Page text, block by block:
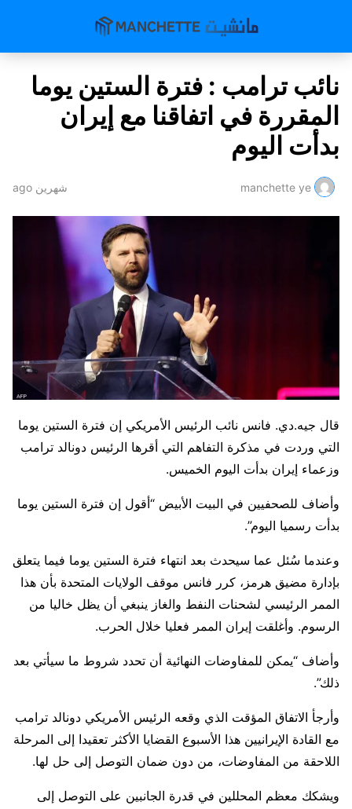
نائب ترامب : فترة الستين يوما
المقررة في اتفاقنا مع إيران
بدأت اليوم
manchette ye شهرين ago
قال جيه.دي. فانس نائب الرئيس الأمريكي ​إن فترة الستين يوما
التي ‌وردت في مذكرة التفاهم التي أقرها الرئيس دونالد ترامب
وزعماء إيران بدأت اليوم ​الخميس.
وأضاف للصحفيين في البيت الأبيض “أقول إن فترة الستين يوما
بدأت رسميا ⁠اليوم”.
وعندما سُئل عما سيحدث بعد انتهاء فترة الستين يوما فيما يتعلق
بإدارة مضيق هرمز، كرر فانس موقف الولايات المتحدة بأن هذا
الممر الرئيسي لشحنات النفط والغاز ينبغي أن يظل خاليا من
الرسوم. وأغلقت إيران الممر فعليا خلال ‌الحرب.
وأضاف “يمكن ⁠للمفاوضات النهائية أن تحدد شروط ما سيأتي بعد
ذلك”.
وأرجأ الاتفاق المؤقت الذي وقعه الرئيس الأمريكي دونالد ترامب
​مع القادة ​الإيرانيين ⁠هذا الأسبوع القضايا الأكثر تعقيدا إلى المرحلة
اللاحقة من ​المفاوضات، من دون ضمان التوصل ​إلى ⁠حل لها.
ويشكك معظم المحللين في قدرة الجانبين على التوصل إلى